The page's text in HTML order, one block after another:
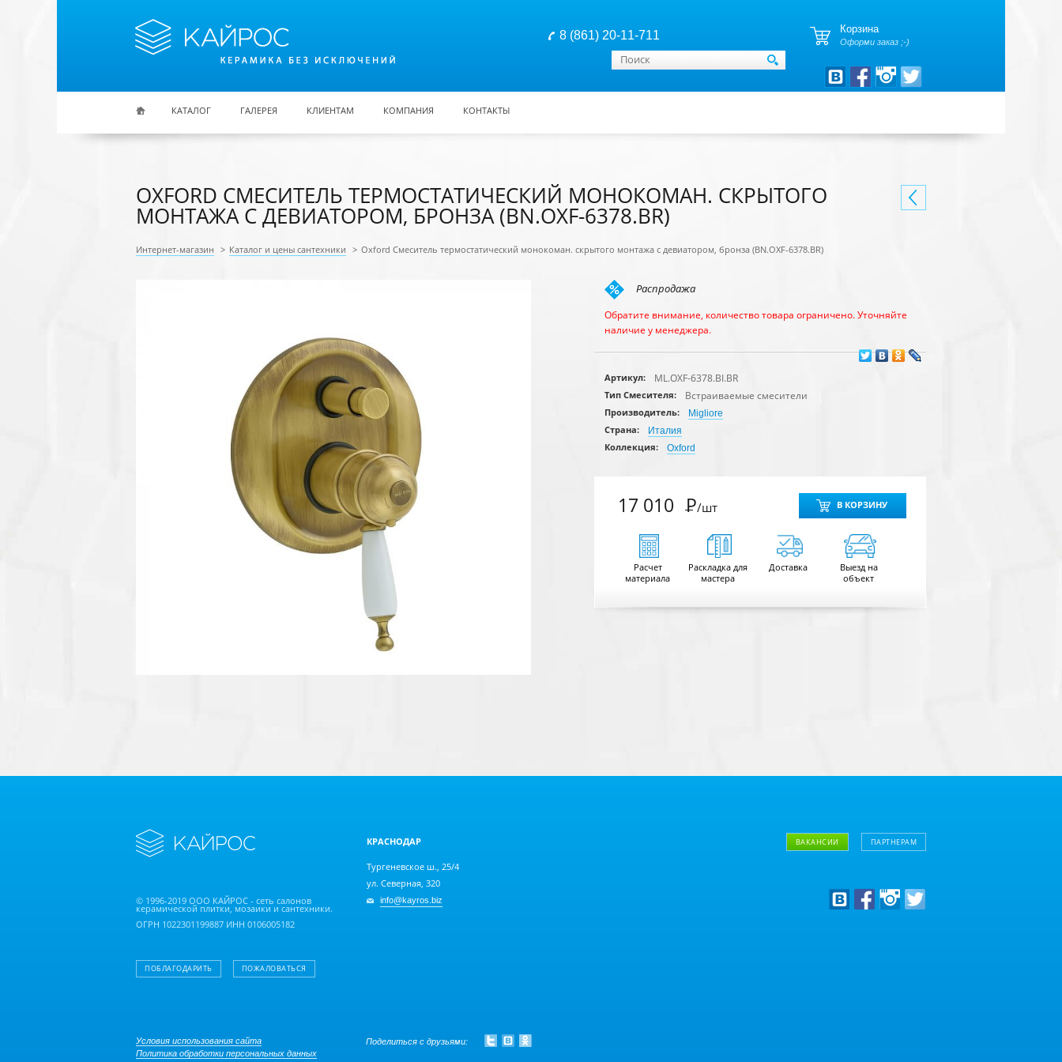
8 (861) 20-11-711 Корзина
Оформи заказ ;-)
Форма поиска
Поиск
КАТАЛОГ ГАЛЕРЕЯ КЛИЕНТАМ КОМПАНИЯ КОНТАКТЫ
OXFORD СМЕСИТЕЛЬ ТЕРМОСТАТИЧЕСКИЙ МОНОКОМАН. СКРЫТОГО
МОНТАЖА С ДЕВИАТОРОМ, БРОНЗА (BN.OXF-6378.BR)
Интернет-магазин > Каталог и цены сантехники > Oxford Смеситель термостатический монокоман. скрытого монтажа с девиатором, бронза (BN.OXF-6378.BR)
Распродажа
Обратите внимание, количество товара ограничено. Уточняйте
наличие у менеджера.
Артикул: ML.OXF-6378.BI.BR
Тип Смесителя: Встраиваемые смесители
Производитель:
Migliore
Страна:
Италия
Коллекция:
Oxford
17 010 Р/шт В КОРЗИНУ
Расчет
материала
Раскладка для
мастера
Доставка
Выезд на
объект
© 1996-2019 ООО КАЙРОС - сеть салонов
керамической плитки, мозаики и сантехники.
ОГРН 1022301199887 ИНН 0106005182
ПОБЛАГОДАРИТЬ ПОЖАЛОВАТЬСЯ
КРАСНОДАР
Тургеневское ш., 25/4
ул. Северная, 320
info@kayros.biz
ВАКАНСИИ ПАРТНЕРАМ
Оптовым клиентам
Условия использования сайта
Политика обработки персональных данных
Поделиться с друзьями: